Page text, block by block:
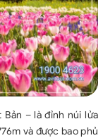
– là đỉnh núi lửa
và được bao phủ